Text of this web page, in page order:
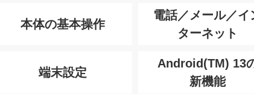
本体の基本操作
電話／メール／イ
ターネット
端末設定
Android(TM) 13
新機能